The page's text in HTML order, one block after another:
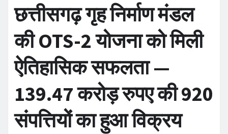
छत्तीसगढ़ गृह निर्माण मंडल
की OTS-2 योजना को मिली
ऐतिहासिक सफलता —
139.47 करोड़ रुपए की 920
संपत्तियों का हुआ विक्रय